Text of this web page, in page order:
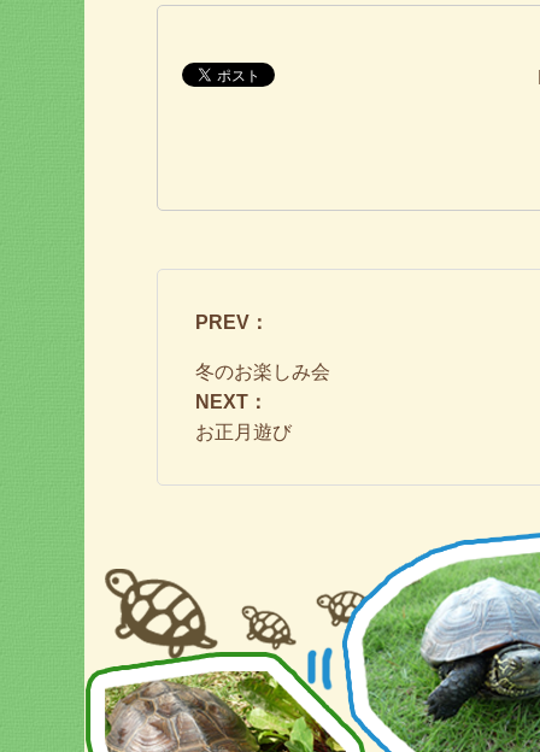
PREV：
冬のお楽しみ会
NEXT：
お正月遊び